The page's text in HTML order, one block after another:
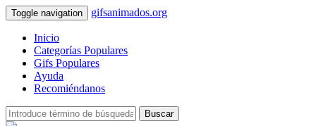
Toggle navigation gifsanimados.org
Inicio
Categorías Populares
Gifs Populares
Ayuda
Recomiéndanos
Buscar